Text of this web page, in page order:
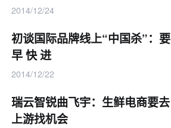
2014/12/24
初谈国际品牌线上“中国杀”：要
早 快 进
2014/12/22
瑞云智锐曲飞宇：生鲜电商要去
上游找机会